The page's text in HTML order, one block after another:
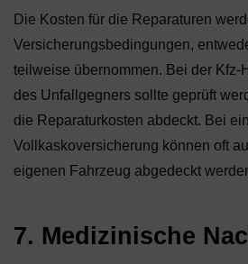
Die Kosten für die Reparaturen
Versicherungsbedingungen,
teilweise übernommen. Bei der Kfz-
des Unfallgegners sollte geprüft
die Reparaturkosten abdeckt. Bei
Vollkaskoversicherung können oft
eigenen Fahrzeug abgedeckt
7. Medizinische